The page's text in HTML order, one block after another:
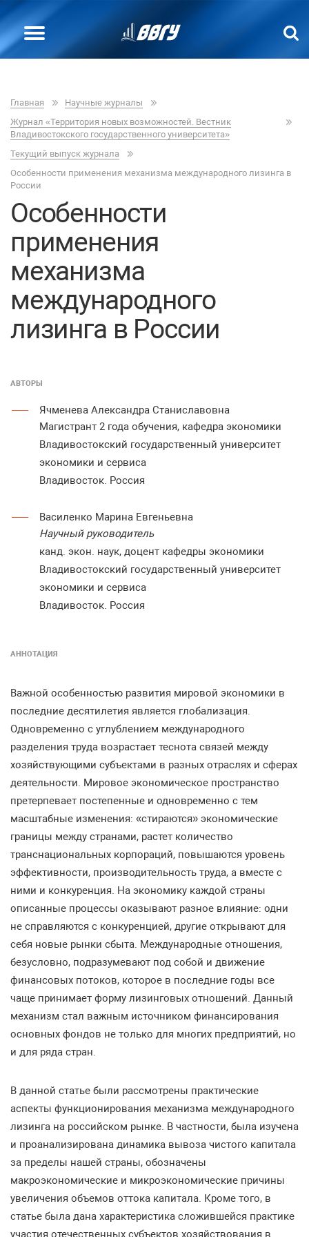
Главная
Научные журналы
Журнал «Территория новых возможностей. Вестник
Владивостокского государственного университета»
Текущий выпуск журнала
Особенности применения механизма международного лизинга в
России
Особенности
применения
механизма
международного
лизинга в России
АВТОРЫ
Ячменева Александра Станиславовна
Магистрант 2 года обучения, кафедра экономики
Владивостокский государственный университет
экономики и сервиса
Владивосток. Россия
Василенко Марина Евгеньевна
Научный руководитель
канд. экон. наук, доцент кафедры экономики
Владивостокский государственный университет
экономики и сервиса
Владивосток. Россия
АННОТАЦИЯ
Важной особенностью развития мировой экономики в
последние десятилетия является глобализация.
Одновременно с углублением международного
разделения труда возрастает теснота связей между
хозяйствующими субъектами в разных отраслях и сферах
деятельности. Мировое экономическое пространство
претерпевает постепенные и одновременно с тем
масштабные изменения: «стираются» экономические
границы между странами, растет количество
транснациональных корпораций, повышаются уровень
эффективности, производительность труда, а вместе с
ними и конкуренция. На экономику каждой страны
описанные процессы оказывают разное влияние: одни
не справляются с конкуренцией, другие открывают для
себя новые рынки сбыта. Международные отношения,
безусловно, подразумевают под собой и движение
финансовых потоков, которое в последние годы все
чаще принимает форму лизинговых отношений. Данный
механизм стал важным источником финансирования
основных фондов не только для многих предприятий, но
и для ряда стран.
В данной статье были рассмотрены практические
аспекты функционирования механизма международного
лизинга на российском рынке. В частности, была изучена
и проанализирована динамика вывоза чистого капитала
за пределы нашей страны, обозначены
макроэкономические и микроэкономические причины
увеличения объемов оттока капитала. Кроме того, в
статье была дана характеристика сложившейся практике
участия отечественных субъектов хозяйствования в